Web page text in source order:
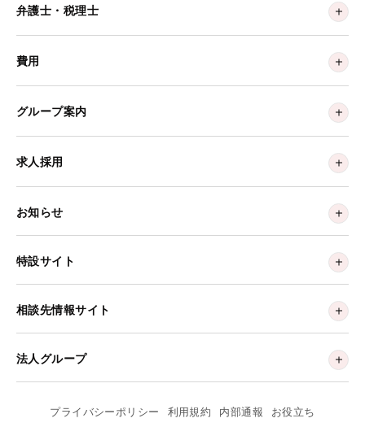
弁護士・税理士
費用
グループ案内
求人採用
お知らせ
特設サイト
相談先情報サイト
法人グループ
プライバシーポリシー 利用規約 内部通報 お役立ち